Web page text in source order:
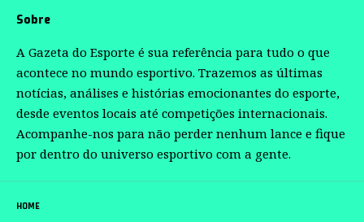
Sobre
A Gazeta do Esporte é sua referência para tudo o que
acontece no mundo esportivo. Trazemos as últimas
notícias, análises e histórias emocionantes do esporte,
desde eventos locais até competições internacionais.
Acompanhe-nos para não perder nenhum lance e fique
por dentro do universo esportivo com a gente.
HOME